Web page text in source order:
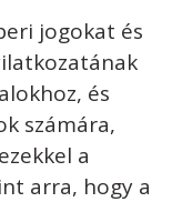
jogokat és
és
számára,
a
arra, hogy a